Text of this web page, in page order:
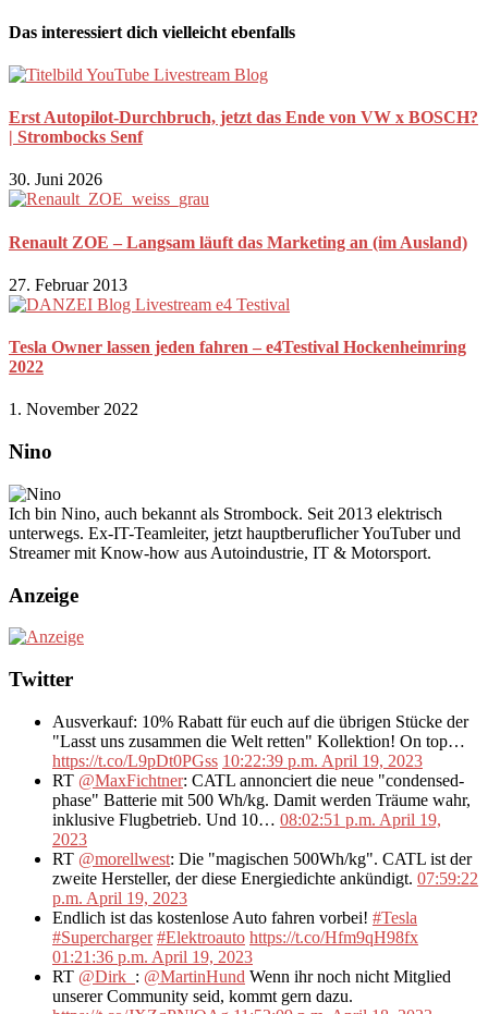
Das interessiert dich vielleicht ebenfalls
Erst Autopilot-Durchbruch, jetzt das Ende von VW x BOSCH?
| Strombocks Senf
30. Juni 2026
Renault ZOE – Langsam läuft das Marketing an (im Ausland)
27. Februar 2013
Tesla Owner lassen jeden fahren – e4Testival Hockenheimring
2022
1. November 2022
Nino
Ich bin Nino, auch bekannt als Strombock. Seit 2013 elektrisch
unterwegs. Ex-IT-Teamleiter, jetzt hauptberuflicher YouTuber und
Streamer mit Know-how aus Autoindustrie, IT & Motorsport.
Anzeige
Twitter
Ausverkauf: 10% Rabatt für euch auf die übrigen Stücke der
"Lasst uns zusammen die Welt retten" Kollektion! On top…
https://t.co/L9pDt0PGss 10:22:39 p.m. April 19, 2023
RT @MaxFichtner: CATL annonciert die neue "condensed-
phase" Batterie mit 500 Wh/kg. Damit werden Träume wahr,
inklusive Flugbetrieb. Und 10… 08:02:51 p.m. April 19,
2023
RT @morellwest: Die "magischen 500Wh/kg". CATL ist der
zweite Hersteller, der diese Energiedichte ankündigt. 07:59:22
p.m. April 19, 2023
Endlich ist das kostenlose Auto fahren vorbei! #Tesla
#Supercharger #Elektroauto https://t.co/Hfm9qH98fx
01:21:36 p.m. April 19, 2023
RT @Dirk_ : @MartinHund Wenn ihr noch nicht Mitglied
unserer Community seid, kommt gern dazu.